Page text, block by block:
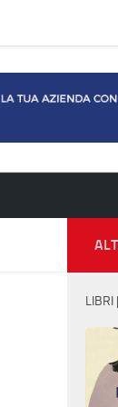
LIBRI